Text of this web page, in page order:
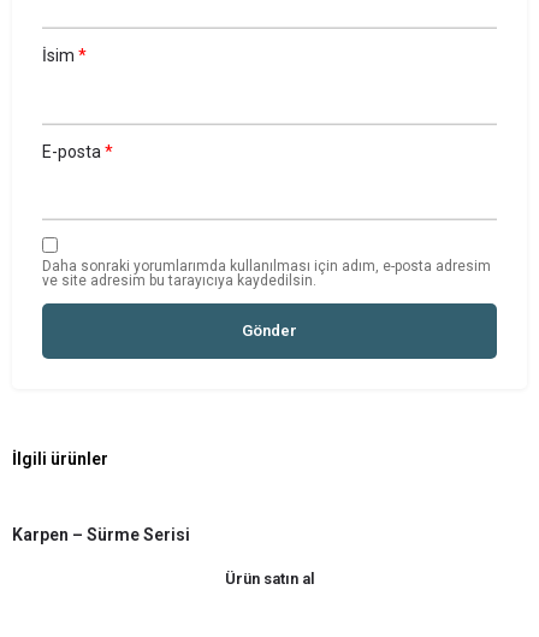
İsim *
E-posta *
Daha sonraki yorumlarımda kullanılması için adım, e-posta adresim
ve site adresim bu tarayıcıya kaydedilsin.
İlgili ürünler
Karpen – Sürme Serisi
Ürün satın al